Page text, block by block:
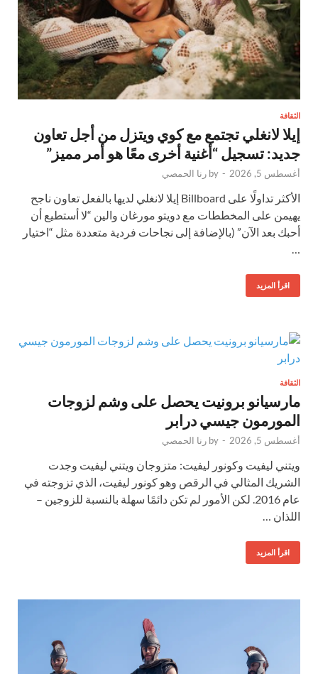
الثقافة
إيلا لانغلي تجتمع مع كوي ويتزل من أجل تعاون
جديد: تسجيل “أغنية أخرى معًا هو أمر مميز”
أغسطس 5, 2026 -
by رنا الحمصي
الأكثر تداولًا على Billboard إيلا لانغلي لديها بالفعل تعاون ناجح
يهيمن على المخططات مع دويتو مورغان والين “لا أستطيع أن
أحبك بعد الآن” (بالإضافة إلى نجاحات فردية متعددة مثل “اختيار
…
اقرأ المزيد
الثقافة
مارسيانو برونيت يحصل على وشم لزوجات
المورمون جيسي درابر
أغسطس 5, 2026 -
by رنا الحمصي
ويتني ليفيت وكونور ليفيت: متزوجان ويتني ليفيت وجدت
الشريك المثالي في الرقص وهو كونور ليفيت، الذي تزوجته في
عام 2016. لكن الأمور لم تكن دائمًا سهلة بالنسبة للزوجين –
اللذان …
اقرأ المزيد